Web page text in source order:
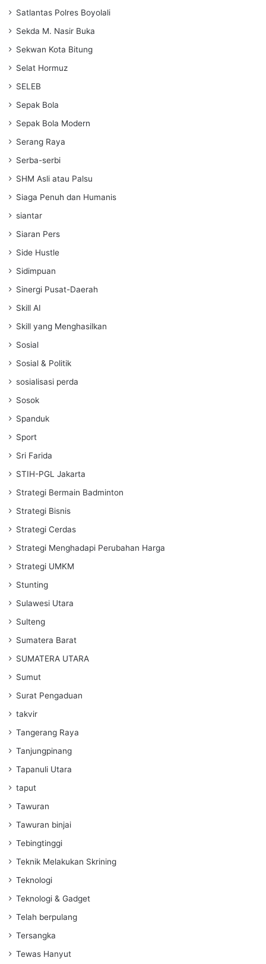
Satlantas Polres Boyolali
Sekda M. Nasir Buka
Sekwan Kota Bitung
Selat Hormuz
SELEB
Sepak Bola
Sepak Bola Modern
Serang Raya
Serba-serbi
SHM Asli atau Palsu
Siaga Penuh dan Humanis
siantar
Siaran Pers
Side Hustle
Sidimpuan
Sinergi Pusat-Daerah
Skill AI
Skill yang Menghasilkan
Sosial
Sosial & Politik
sosialisasi perda
Sosok
Spanduk
Sport
Sri Farida
STIH-PGL Jakarta
Strategi Bermain Badminton
Strategi Bisnis
Strategi Cerdas
Strategi Menghadapi Perubahan Harga
Strategi UMKM
Stunting
Sulawesi Utara
Sulteng
Sumatera Barat
SUMATERA UTARA
Sumut
Surat Pengaduan
takvir
Tangerang Raya
Tanjungpinang
Tapanuli Utara
taput
Tawuran
Tawuran binjai
Tebingtinggi
Teknik Melakukan Skrining
Teknologi
Teknologi & Gadget
Telah berpulang
Tersangka
Tewas Hanyut